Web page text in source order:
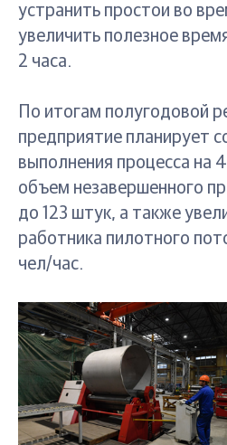
устранить простои во
увеличить полезное
2 часа.
По итогам полугодовой
предприятие планирует
выполнения процесса на
объем незавершенного
до 123 штук, а также
работника пилотного
чел/час.